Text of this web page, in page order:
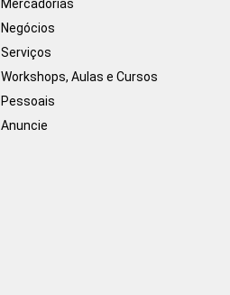
Mercadorias
Negócios
Serviços
Workshops, Aulas e Cursos
Pessoais
Anuncie